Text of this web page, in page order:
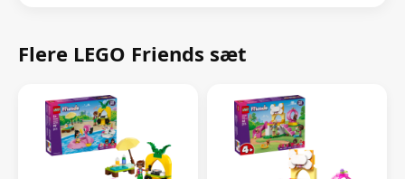
Flere LEGO Friends sæt